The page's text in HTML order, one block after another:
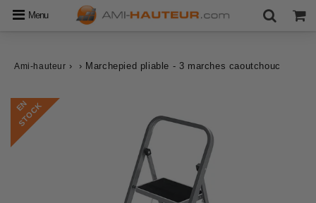
Menu
Ami-hauteur › › Marchepied pliable - 3 marches caoutchouc
E
N
S
T
O
C
K